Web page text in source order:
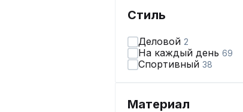
Стиль
Деловой 2
На каждый день 69
Спортивный 38
Материал